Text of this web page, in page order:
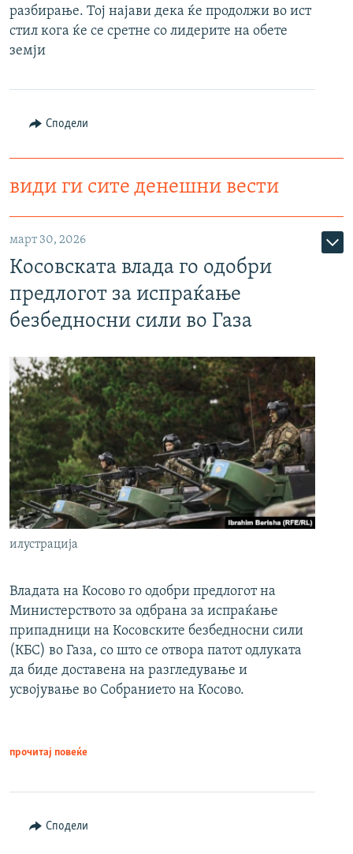
разбирање. Тој најави дека ќе продолжи во ист
стил кога ќе се сретне со лидерите на обете
земји
Сподели
види ги сите денешни вести
март 30, 2026
Косовската влада го одобри
предлогот за испраќање
безбедносни сили во Газа
илустрација
Владата на Косово го одобри предлогот на
Министерството за одбрана за испраќање
припадници на Косовските безбедносни сили
(КБС) во Газа, со што се отвора патот одлуката
да биде доставена на разгледување и
усвојување во Собранието на Косово.
прочитај повеќе
Сподели